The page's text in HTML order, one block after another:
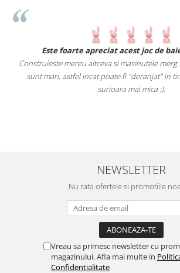
Este foarte apreciat acest joc de
Construieste mereu altceva si masinutele
sunt mari, astfel incat poate fi "deranjat" in
surioara mai mica :).
NEWSLETTER
Nu rata ofertele si promotiile
Vreau sa primesc newsletter cu
magazinului. Afla mai multe in
Confidentialitate